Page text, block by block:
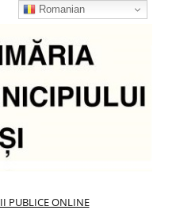
PUBLICE ONLINE
Romanian